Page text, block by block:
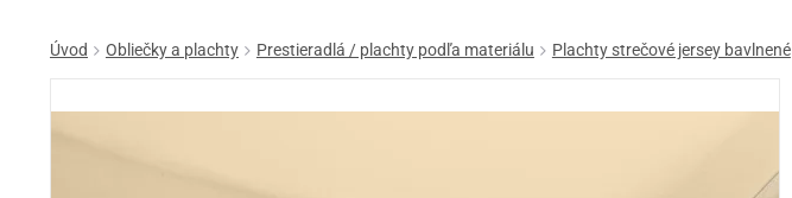
Úvod Obliečky a plachty Prestieradlá / plachty podľa materiálu Plachty strečové jersey bavlnené